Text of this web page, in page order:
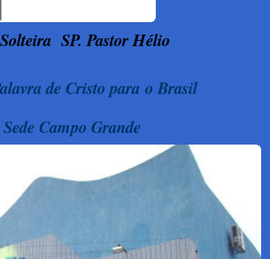
SP. Pastor Hélio
de Cristo para o Brasil
Sede Campo Grande